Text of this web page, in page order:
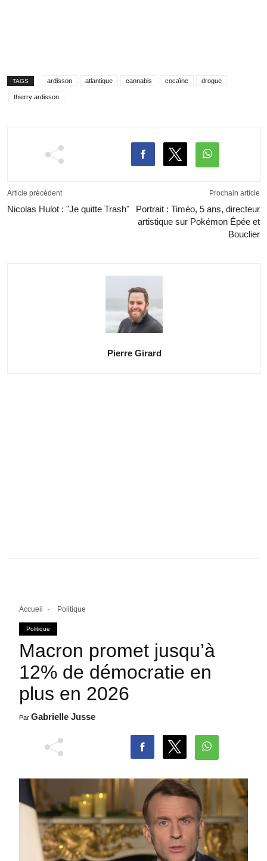
TAGS ardisson atlantique cannabis cocaïne drogue
thierry ardisson
Article précédent
Nicolas Hulot : "Je quitte Trash"
Prochain article
Portrait : Timéo, 5 ans, directeur
artistique sur Pokémon Épée et
Bouclier
Pierre Girard